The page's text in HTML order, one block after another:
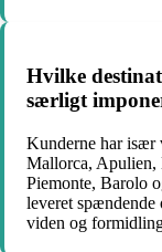
Hvilke
særligt
Kunderne har især
Mallorca, Apulien,
Piemonte, Barolo
leveret spændende
viden og